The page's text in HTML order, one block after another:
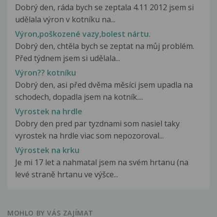
Dobrý den, ráda bych se zeptala 4.11 2012 jsem si
udělala výron v kotníku na...
Výron,poškozené vazy,bolest nártu.
Dobrý den, chtěla bych se zeptat na můj problém.
Před týdnem jsem si udělala...
Výron?? kotníku
Dobrý den, asi před dvěma měsíci jsem upadla na
schodech, dopadla jsem na kotník....
Vyrostek na hrdle
Dobry den pred par tyzdnami som nasiel taky
vyrostek na hrdle viac som nepozoroval...
Výrostek na krku
Je mi 17 let a nahmatal jsem na svém hrtanu (na
levé straně hrtanu ve výšce...
MOHLO BY VÁS ZAJÍMAT